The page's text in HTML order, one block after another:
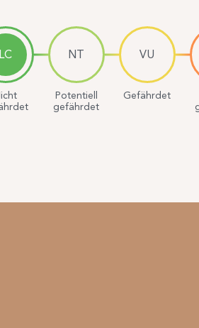
LC NT
Potentiell
gefährdet
VU
Gefährdet